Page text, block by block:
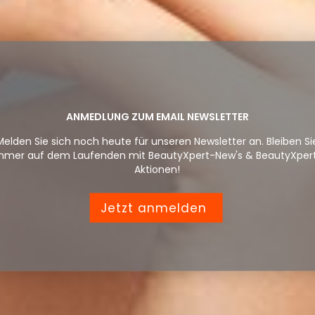
ANMEDLUNG ZUM EMAIL NEWSLETTER
Sie sich noch heute für unseren Newsletter an. Bleiben
auf dem Laufenden mit BeautyXpert-New's &
Aktionen!
Jetzt anmelden